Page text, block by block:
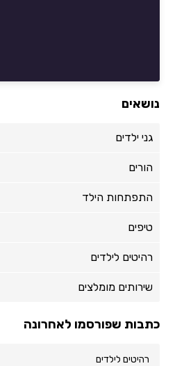
נושאים
גני ילדים
הורים
התפתחות הילד
טיפים
רהיטים לילדים
שירותים מומלצים
כתבות שפורסמו לאחרונה
רהיטים לילדים